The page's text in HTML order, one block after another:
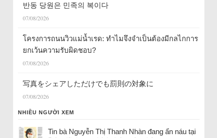
반동 당원은 민족의 복이다
07/08/2026
โครงการถนนวิวแม่น้ำเรด: ทำไมจึงจำเป็นต้องมีกลไกการ
ยกเว้นความรับผิดชอบ?
07/08/2026
写真をシェアしただけでも罰則の対象に
07/08/2026
NHIỀU NGƯỜI XEM
Tin bà Nguyễn Thị Thanh Nhàn đang ẩn náu tại